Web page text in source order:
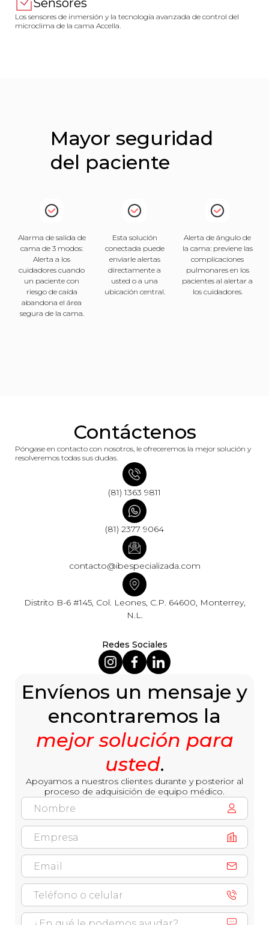
Sensores
Los sensores de inmersión y la tecnología avanzada de control del
microclima de la cama Accella.
Mayor seguridad
del paciente
Alarma de salida de
cama de 3 modos:
Alerta a los
cuidadores cuando
un paciente con
riesgo de caída
abandona el área
segura de la cama.
Esta solución
conectada puede
enviarle alertas
directamente a
usted o a una
ubicación central.
Alerta de ángulo de
la cama: previene las
complicaciones
pulmonares en los
pacientes al alertar a
los cuidadores.
Contáctenos
Póngase en contacto con nosotros, le ofreceremos la mejor solución y
resolveremos todas sus dudas.
(81) 1363 9811
(81) 2377 9064
contacto@ibespecializada.com
Distrito B-6 #145, Col. Leones, C.P. 64600, Monterrey,
N.L.
Redes Sociales
Envíenos un mensaje y
encontraremos la
mejor solución para
usted.
Apoyamos a nuestros clientes durante y posterior al
proceso de adquisición de equipo médico.